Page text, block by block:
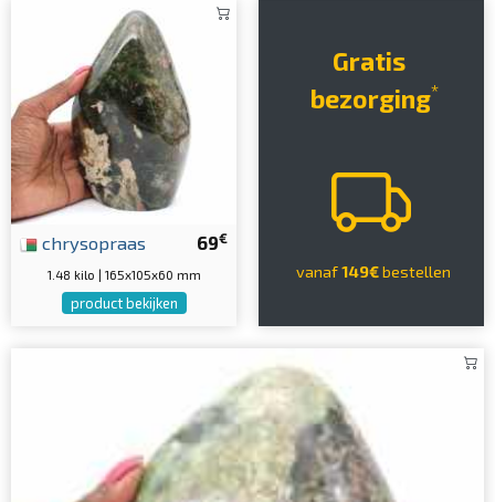
69€
chrysopraas
1.48 kilo | 165x105x60 mm
product bekijken
Gratis
bezorging*
vanaf149€bestellen